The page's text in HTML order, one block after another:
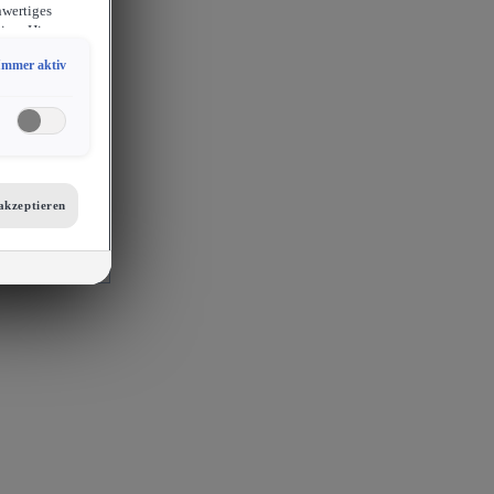
Hieraus
auch für
am
unsere
Porsche
aktiv